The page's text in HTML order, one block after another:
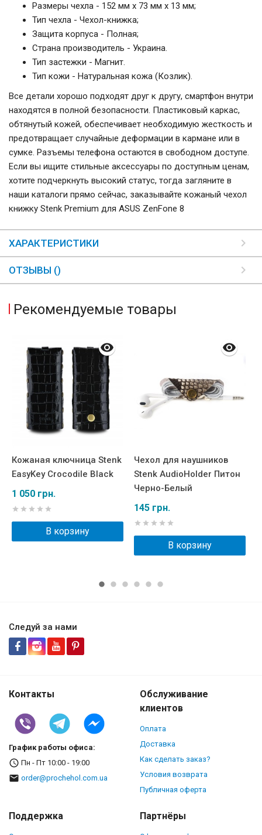
Размеры чехла - 152 мм x 73 мм x 13 мм;
Тип чехла - Чехол-книжка;
Защита корпуса - Полная;
Страна производитель - Украина.
Тип застежки - Магнит.
Тип кожи - Натуральная кожа (Козлик).
Все детали хорошо подходят друг к другу, смартфон внутри
находятся в полной безопасности. Пластиковый каркас,
обтянутый кожей, обеспечивает необходимую жесткость и
предотвращает случайные деформации в кармане или в
сумке. Разъемы телефона остаются в свободном доступе.
Если вы ищите стильные аксессуары по доступным ценам,
хотите подчеркнуть высокий статус, тогда загляните в
наши каталоги прямо сейчас, заказывайте кожаный чехол
книжку Stenk Premium для ASUS ZenFone 8
ХАРАКТЕРИСТИКИ
ОТЗЫВЫ ()
Рекомендуемые товары
Кожаная ключница Stenk
EasyKey Crocodile Black
1 050 грн.
В корзину
Чехол для наушников
Stenk AudioHolder Питон
Черно-Белый
145 грн.
В корзину
Следуй за нами
Контакты
График работы офиса:
Пн - Пт 10:00 - 19:00
order@prochehol.com.ua
Обслуживание
клиентов
Оплата
Доставка
Как сделать заказ?
Условия возврата
Публичная оферта
Поддержка Партнёры